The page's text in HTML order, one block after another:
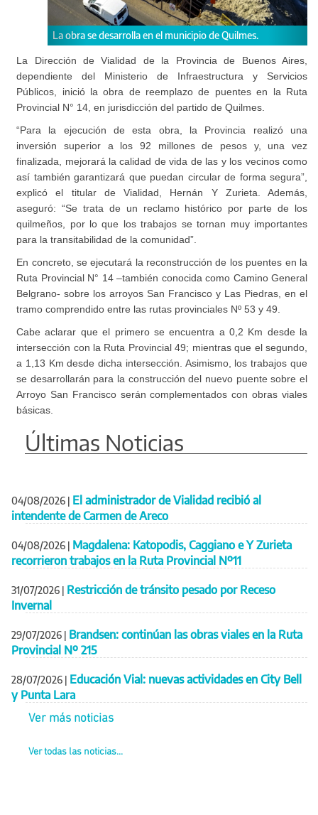
La obra se desarrolla en el municipio de Quilmes.
La Dirección de Vialidad de la Provincia de Buenos Aires,
dependiente del Ministerio de Infraestructura y Servicios
Públicos, inició la obra de reemplazo de puentes en la Ruta
Provincial N° 14, en jurisdicción del partido de Quilmes.
“Para la ejecución de esta obra, la Provincia realizó una
inversión superior a los 92 millones de pesos y, una vez
finalizada, mejorará la calidad de vida de las y los vecinos como
así también garantizará que puedan circular de forma segura”,
explicó el titular de Vialidad, Hernán Y Zurieta. Además,
aseguró: “Se trata de un reclamo histórico por parte de los
quilmeños, por lo que los trabajos se tornan muy importantes
para la transitabilidad de la comunidad”.
En concreto, se ejecutará la reconstrucción de los puentes en la
Ruta Provincial N° 14 –también conocida como Camino General
Belgrano- sobre los arroyos San Francisco y Las Piedras, en el
tramo comprendido entre las rutas provinciales Nº 53 y 49.
Cabe aclarar que el primero se encuentra a 0,2 Km desde la
intersección con la Ruta Provincial 49; mientras que el segundo,
a 1,13 Km desde dicha intersección. Asimismo, los trabajos que
se desarrollarán para la construcción del nuevo puente sobre el
Arroyo San Francisco serán complementados con obras viales
básicas.
Últimas Noticias
04/08/2026 | El administrador de Vialidad recibió al
intendente de Carmen de Areco
04/08/2026 | Magdalena: Katopodis, Caggiano e Y Zurieta
recorrieron trabajos en la Ruta Provincial Nº11
31/07/2026 | Restricción de tránsito pesado por Receso
Invernal
29/07/2026 | Brandsen: continúan las obras viales en la Ruta
Provincial Nº 215
28/07/2026 | Educación Vial: nuevas actividades en City Bell
y Punta Lara
Ver más noticias
Ver todas las noticias...